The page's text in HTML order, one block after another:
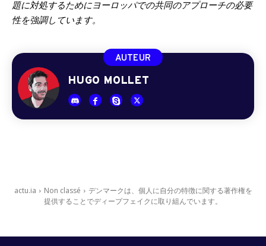
題に対処するためにヨーロッパでの共同のアプローチの必要
性を強調しています。
AUTEUR
HUGO MOLLET
actu.ia Non classé
デンマークは、個人に自分の特徴に関する著作権を
提供することでディープフェイクに取り組んでいます。